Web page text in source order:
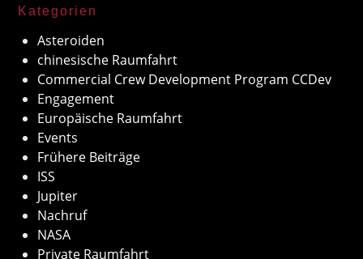
Kategorien
Asteroiden
chinesische Raumfahrt
Commercial Crew Development Program CCDev
Engagement
Europäische Raumfahrt
Events
Frühere Beiträge
ISS
Jupiter
Nachruf
NASA
Private Raumfahrt